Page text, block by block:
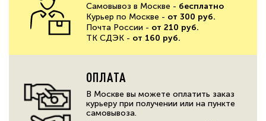
Самовывоз в Москве - бесплатно
Курьер по Москве - от 300 руб.
Почта России - от 210 руб.
ТК СДЭК - от 160 руб.
ОПЛАТА
В Москве вы можете оплатить заказ
курьеру при получении или на пункте
самовывоза.